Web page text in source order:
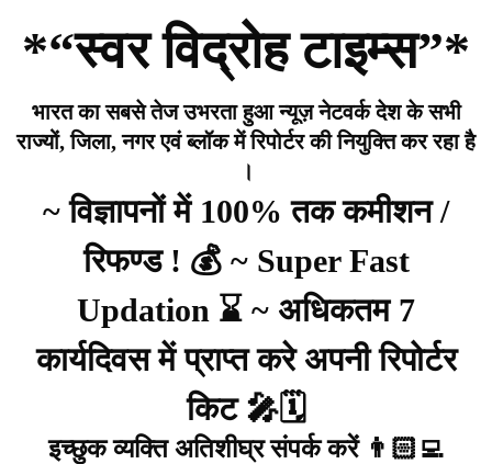
*“स्वर विद्रोह टाइम्स”*
भारत का सबसे तेज उभरता हुआ न्यूज़ नेटवर्क देश के सभी
राज्यों, जिला, नगर एवं ब्लॉक में रिपोर्टर की नियुक्ति कर रहा है
।
~ विज्ञापनों में 100% तक कमीशन /
रिफण्ड ! 💰 ~ Super Fast
Updation ⌛ ~ अधिकतम 7
कार्यदिवस में प्राप्त करे अपनी रिपोर्टर
किट 🎤🗓️
इच्छुक व्यक्ति अतिशीघ्र संपर्क करें 👨🏻‍💻